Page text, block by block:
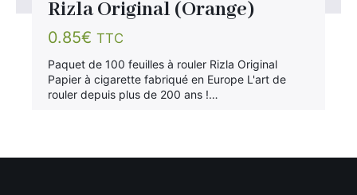
Rizla Original (Orange)
0.85€ TTC
Paquet de 100 feuilles à rouler Rizla Original
Papier à cigarette fabriqué en Europe L'art de
rouler depuis plus de 200 ans !…